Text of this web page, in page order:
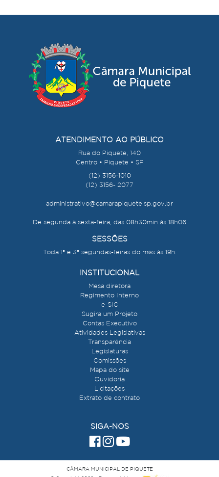
ATENDIMENTO AO PÚBLICO
Rua do Piquete, 140
Centro • Piquete • SP
(12) 3156-1010
(12) 3156- 2077
administrativo@camarapiquete.sp.gov.br
De segunda à sexta-feira, das 08h30min às 18h06
SESSÕES
Toda 1ª e 3ª segundas-feiras do mês às 19h.
INSTITUCIONAL
Mesa diretora
Regimento Interno
e-SIC
Sugira um Projeto
Contas Executivo
Atividades Legislativas
Transparência
Legislaturas
Comissões
Mapa do site
Ouvidoria
Licitações
Extrato de contrato
SIGA-NOS
CÂMARA MUNICIPAL DE PIQUETE